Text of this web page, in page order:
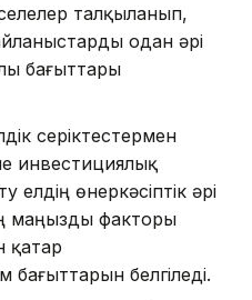
талқыланып,
одан әрі
бағыттары
серіктестермен
инвестициялық
өнеркәсіптік әрі
маңызды факторы
қатар
белгіледі.